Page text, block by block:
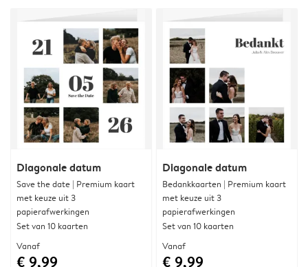
Diagonale datum
Save the date | Premium kaart
met keuze uit 3
papierafwerkingen
Set van 10 kaarten
Vanaf
€ 9,99
Diagonale datum
Bedankkaarten | Premium kaart
met keuze uit 3
papierafwerkingen
Set van 10 kaarten
Vanaf
€ 9,99